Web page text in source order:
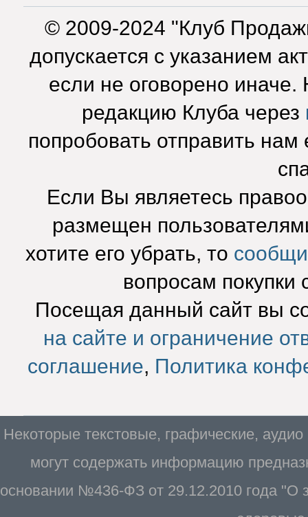
© 2009-2024 "Клуб
допускается с указанием
если не оговорено
редакцию Клуба через
попробовать отправить нам
Если Вы являетесь
размещен
хотите его убрать, то
вопросам покупки
Посещая данный сайт вы
на сайте и ограничение
соглашение, Политика
Некоторые текстовые, графические,
могут содержать информацию
основании №436-ФЗ от 29.12.2010 года "О